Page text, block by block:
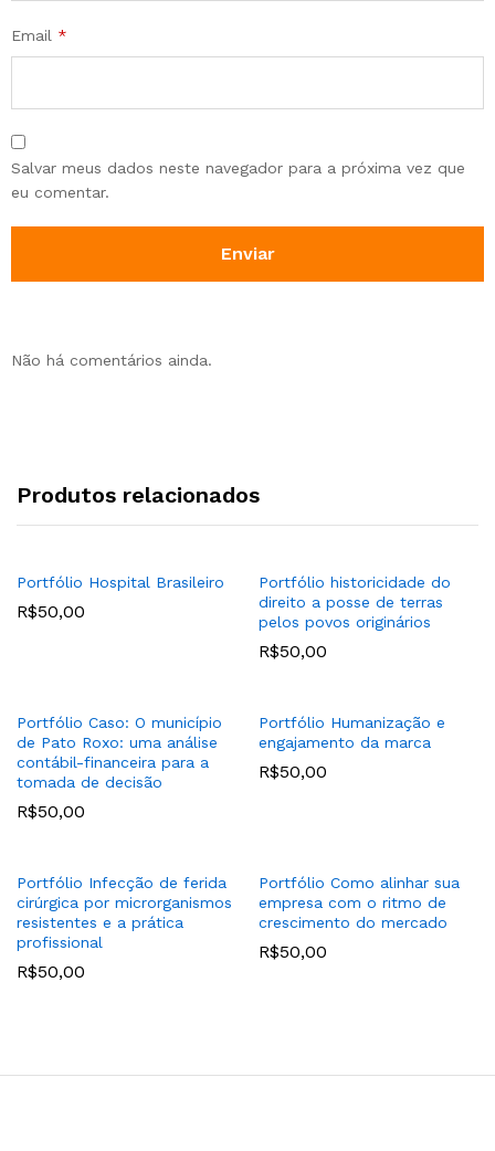
Email *
Salvar meus dados neste navegador para a próxima vez que
eu comentar.
Não há comentários ainda.
Produtos relacionados
Portfólio Hospital Brasileiro
R$50,00
Portfólio historicidade do
direito a posse de terras
pelos povos originários
R$50,00
Portfólio Caso: O município
de Pato Roxo: uma análise
contábil-financeira para a
tomada de decisão
R$50,00
Portfólio Humanização e
engajamento da marca
R$50,00
Portfólio Infecção de ferida
cirúrgica por microrganismos
resistentes e a prática
profissional
R$50,00
Portfólio Como alinhar sua
empresa com o ritmo de
crescimento do mercado
R$50,00